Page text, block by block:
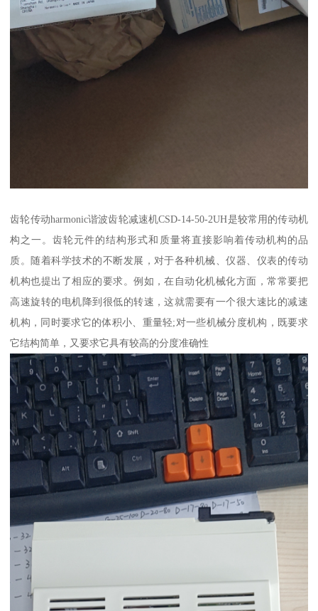
齿轮传动harmonic谐波齿轮减速机CSD-14-50-2UH是较常用的传动机
构之一。齿轮元件的结构形式和质量将直接影响着传动机构的品
质。随着科学技术的不断发展，对于各种机械、仪器、仪表的传动
机构也提出了相应的要求。例如，在自动化机械化方面，常常要把
高速旋转的电机降到很低的转速，这就需要有一个很大速比的减速
机构，同时要求它的体积小、重量轻;对一些机械分度机构，既要求
它结构简单，又要求它具有较高的分度准确性